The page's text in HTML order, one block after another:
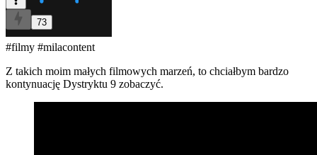
73
#filmy #milacontent
Z takich moim małych filmowych marzeń, to chciałbym bardzo
kontynuację Dystryktu 9 zobaczyć.